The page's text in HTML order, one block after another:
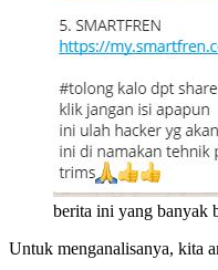
berita ini yang banyak
Untuk menganalisanya, kita